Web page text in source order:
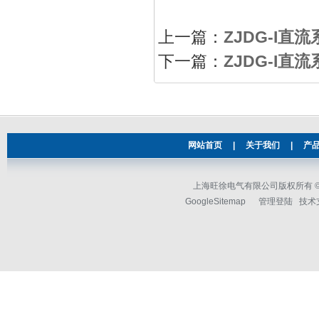
上一篇： ZJDG-I直流
下一篇： ZJDG-I直流
网站首页 关于我们 产
上海旺徐电气有限公司版权所有
GoogleSitemap
管理登陆 技术